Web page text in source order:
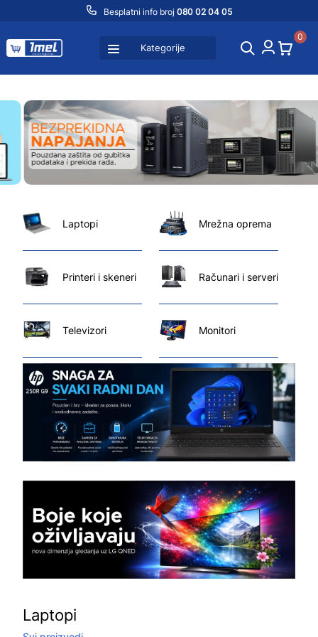
Besplatni info broj 080 02 04 05
Kategorije
0
Laptopi Mrežna oprema
Printeri i skeneri Računari i serveri
Televizori Monitori
Laptopi